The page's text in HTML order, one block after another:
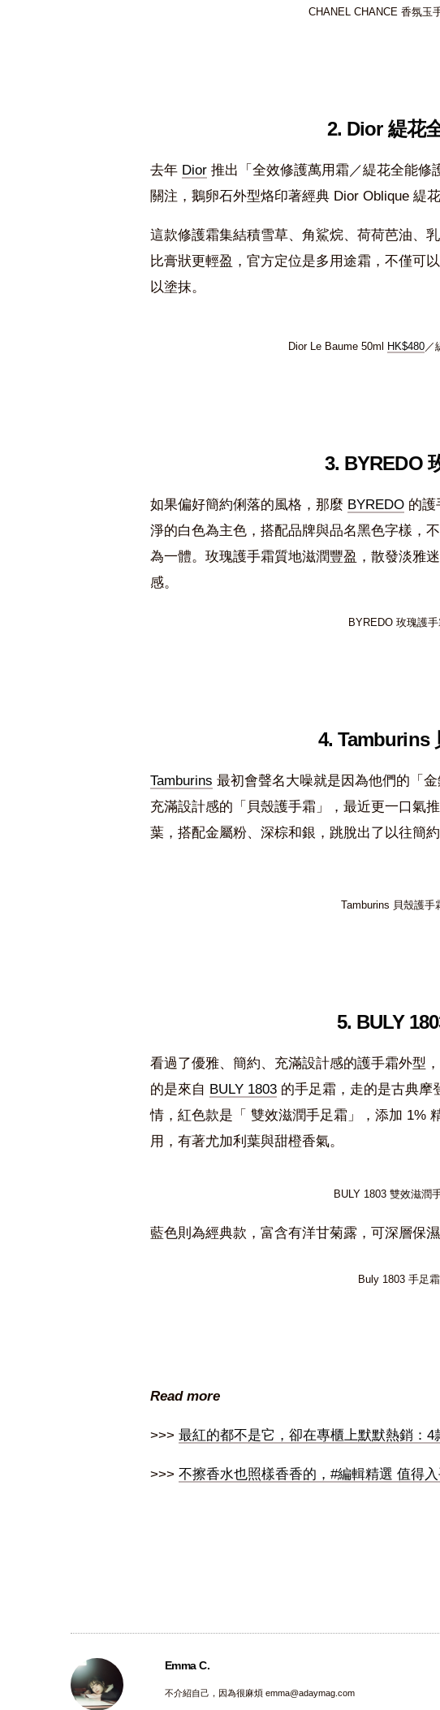
CHANEL CHANCE 香氛玉
2. Dior 緹花
去年 Dior 推出「全效修護萬用霜／緹花全能修
關注，鵝卵石外型烙印著經典 Dior Oblique 緹
這款修護霜集結積雪草、角鯊烷、荷荷芭油、
比膏狀更輕盈，官方定位是多用途霜，不僅可
以塗抹。
Dior Le Baume 50ml HK$480 ／
3. BYREDO
如果偏好簡約俐落的風格，那麼 BYREDO 的護
淨的白色為主色，搭配品牌與品名黑色字樣，
為一體。玫瑰護手霜質地滋潤豐盈，散發淡雅
感。
BYREDO 玫瑰護
4. Tamburins
Tamburins 最初會聲名大噪就是因為他們的「
充滿設計感的「貝殼護手霜」，最近更一口氣
葉，搭配金屬粉、深棕和銀，跳脫出了以往簡
Tamburins 貝殼護手
5. BULY
看過了優雅、簡約、充滿設計感的護手霜外型
的是來自 BULY 1803 的手足霜，走的是古典摩
情，紅色款是「 雙效滋潤手足霜」，添加 1%
用，有著尤加利葉與甜橙香氣。
BULY 1803 雙效滋潤
藍色則為經典款，富含有洋甘菊露，可深層保濕
Buly 1803 手足霜
Read more
>>> 最紅的都不是它，卻在專櫃上默默熱銷：4
>>> 不擦香水也照樣香香的，#編輯精選 值得入
Emma C.
不介紹自己，因為很麻煩 emma@adaymag.com